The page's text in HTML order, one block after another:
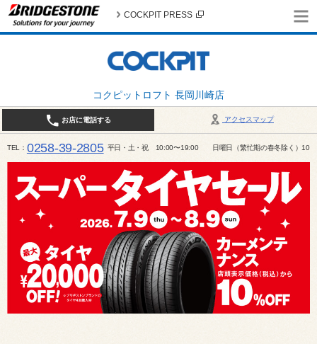
コクピットロフト 長岡川崎店
COCKPIT PRESS
アクセスマップ
お店に電話する
TEL 0258-39-2805 平日・土・祝 10:00〜19:00 日曜日（繁忙期の春冬除く）